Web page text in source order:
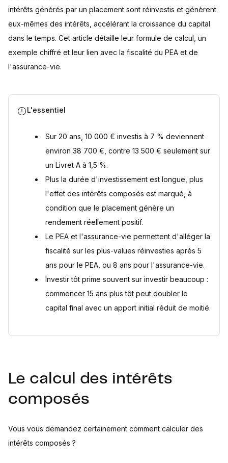
intérêts générés par un placement sont réinvestis et génèrent
eux-mêmes des intérêts, accélérant la croissance du capital
dans le temps. Cet article détaille leur formule de calcul, un
exemple chiffré et leur lien avec la fiscalité du PEA et de
l'assurance-vie.
L'essentiel
Sur 20 ans, 10 000 € investis à 7 % deviennent
environ 38 700 €, contre 13 500 € seulement sur
un Livret A à 1,5 %.
Plus la durée d'investissement est longue, plus
l'effet des intérêts composés est marqué, à
condition que le placement génère un
rendement réellement positif.
Le PEA et l'assurance-vie permettent d'alléger la
fiscalité sur les plus-values réinvesties après 5
ans pour le PEA, ou 8 ans pour l'assurance-vie.
Investir tôt prime souvent sur investir beaucoup :
commencer 15 ans plus tôt peut doubler le
capital final avec un apport initial réduit de moitié.
Le calcul des intérêts
composés
Vous vous demandez certainement comment calculer des
intérêts composés ?